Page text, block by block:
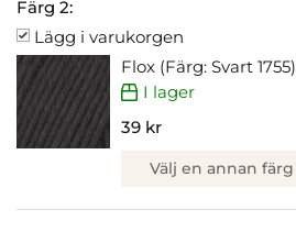
Färg 2:
Lägg i varukorgen
Flox (Färg: Svart 1755)
I lager
39 kr
Välj en annan färg